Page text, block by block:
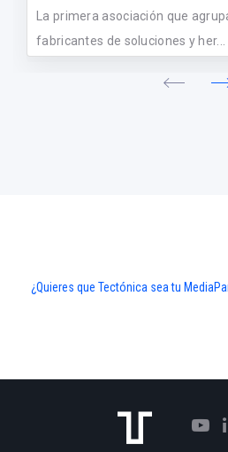
La primera asociación que
fabricantes de soluciones y her...
¿Quieres que Tectónica sea tu